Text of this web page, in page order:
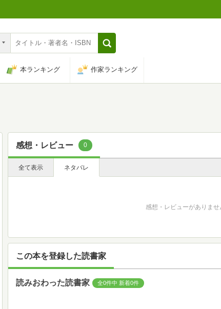
本ランキング 作家ランキング
感想・レビュー 0
全て表示 ネタバレ
感想・レビューがありませ
この本を登録した読書家
読みおわった読書家 全0件中 新着0件